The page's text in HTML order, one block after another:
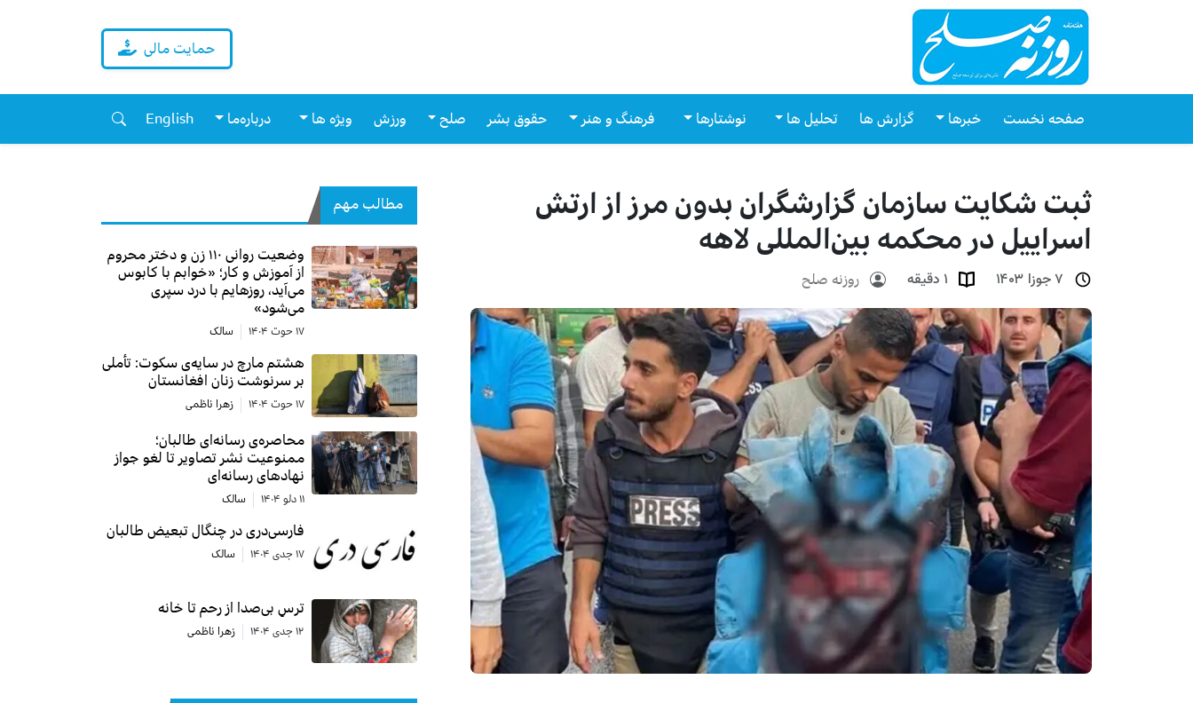
حمایت مالی
صفحه نخست خبرها گزارش ها تحلیل ها نوشتارها فرهنگ و هنر حقوق بشر صلح ورزش ویژه ها درباره‌ما English
ثبت شکایت سازمان گزارشگران بدون مرز از ارتش
اسراییل در محکمه بین‌المللی لاهه
۷ جوزا ۱۴۰۳ ۱ دقیقه روزنه صلح
مطالب مهم
وضعیت روانی ۱۱۰ زن و دختر محروم
از آموزش و کار؛ «خوابم با کابوس
می‌آید، روزهایم با درد سپری
می‌شود»
۱۷ حوت ۱۴۰۴ سالک
هشتم مارچ در سایه‌ی سکوت: تأملی
بر سرنوشت زنان افغانستان
۱۷ حوت ۱۴۰۴ زهرا ناظمی
محاصره‌ی رسانه‌ای طالبان؛
ممنوعیت نشر تصاویر تا لغو جواز
نهادهای رسانه‌ای
۱۱ دلو ۱۴۰۴ سالک
فارسی‌دری در چنگال تبعیض طالبان
۱۷ جدی ۱۴۰۴ سالک
ترسِ بی‌صدا از رحم تا خانه
۱۲ جدی ۱۴۰۴ زهرا ناظمی